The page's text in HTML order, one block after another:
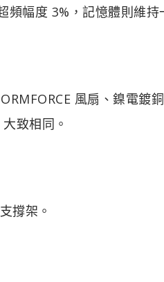
幅度 3%，記憶體則維持
風扇、鎳電鍍
致相同。
撐架。